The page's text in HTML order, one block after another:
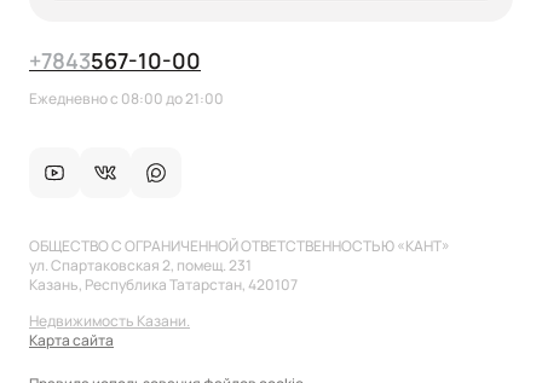
+7843567-10-00
Ежедневно с 08:00 до 21:00
ОБЩЕСТВО С ОГРАНИЧЕННОЙ ОТВЕТСТВЕННОСТЬЮ «КАНТ»
ул. Спартаковская 2, помещ. 231
Казань, Республика Татарстан, 420107
Недвижимость Казани.
Карта сайта